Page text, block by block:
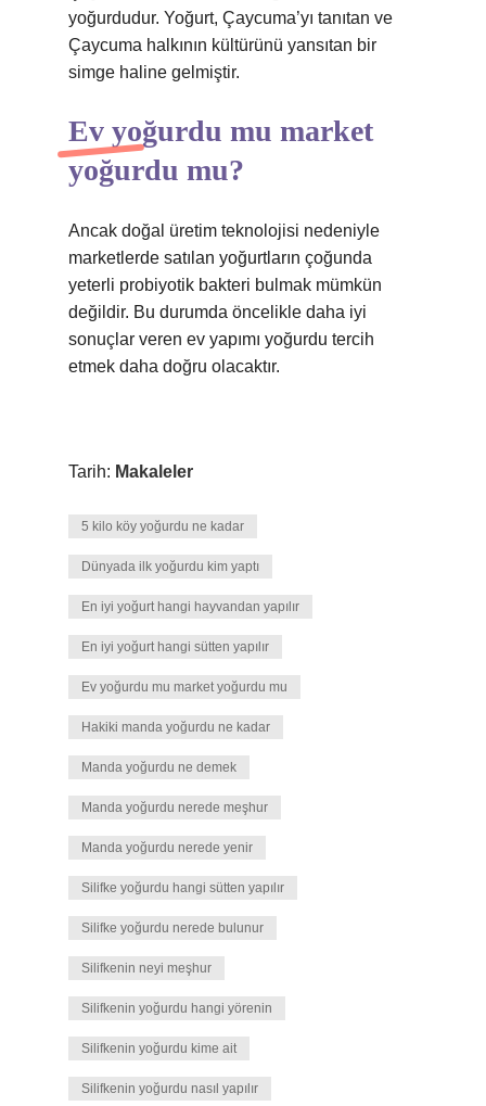
yoğurdudur. Yoğurt, Çaycuma’yı tanıtan ve
Çaycuma halkının kültürünü yansıtan bir
simge haline gelmiştir.
Ev yoğurdu mu market
yoğurdu mu?
Ancak doğal üretim teknolojisi nedeniyle
marketlerde satılan yoğurtların çoğunda
yeterli probiyotik bakteri bulmak mümkün
değildir. Bu durumda öncelikle daha iyi
sonuçlar veren ev yapımı yoğurdu tercih
etmek daha doğru olacaktır.
Tarih: Makaleler
5 kilo köy yoğurdu ne kadar
Dünyada ilk yoğurdu kim yaptı
En iyi yoğurt hangi hayvandan yapılır
En iyi yoğurt hangi sütten yapılır
Ev yoğurdu mu market yoğurdu mu
Hakiki manda yoğurdu ne kadar
Manda yoğurdu ne demek
Manda yoğurdu nerede meşhur
Manda yoğurdu nerede yenir
Silifke yoğurdu hangi sütten yapılır
Silifke yoğurdu nerede bulunur
Silifkenin neyi meşhur
Silifkenin yoğurdu hangi yörenin
Silifkenin yoğurdu kime ait
Silifkenin yoğurdu nasıl yapılır